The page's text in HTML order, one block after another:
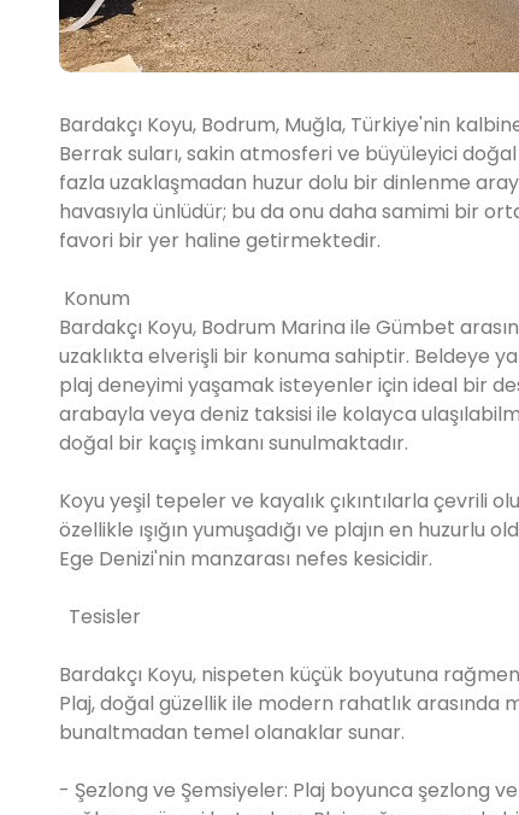
Bardakçı Koyu, Bodrum, Muğla, Türkiye'nin
Berrak suları, sakin atmosferi ve büyüleyici
fazla uzaklaşmadan huzur dolu bir dinlenme
havasıyla ünlüdür; bu da onu daha samimi bir
favori bir yer haline getirmektedir.
Konum
Bardakçı Koyu, Bodrum Marina ile Gümbet
uzaklıkta elverişli bir konuma sahiptir. Beldeye
plaj deneyimi yaşamak isteyenler için ideal bir
arabayla veya deniz taksisi ile kolayca
doğal bir kaçış imkanı sunulmaktadır.
Koyu yeşil tepeler ve kayalık çıkıntılarla çevrili
özellikle ışığın yumuşadığı ve plajın en
Ege Denizi'nin manzarası nefes kesicidir.
Tesisler
Bardakçı Koyu, nispeten küçük boyutuna
Plaj, doğal güzellik ile modern rahatlık
bunaltmadan temel olanaklar sunar.
- Şezlong ve Şemsiyeler: Plaj boyunca şezlong